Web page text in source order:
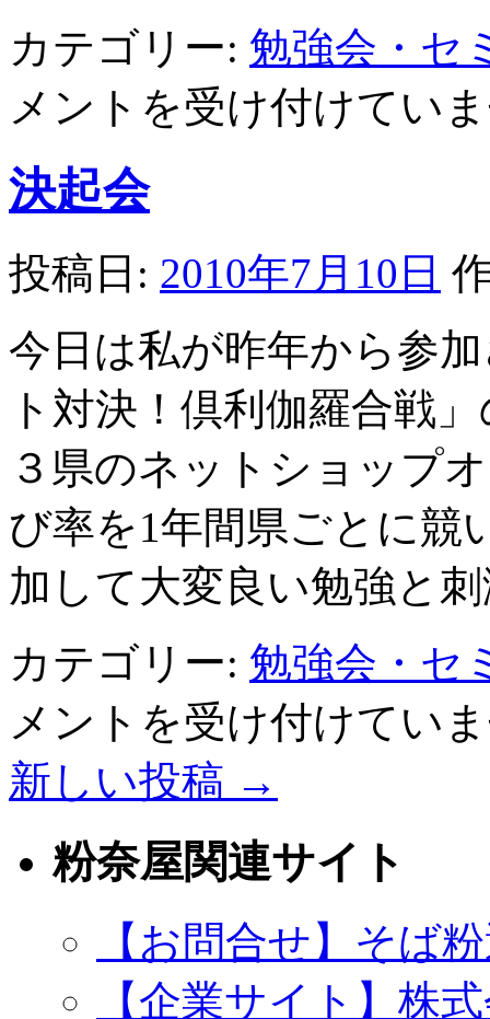
カテゴリー: 勉強会・セ
メントを受け付けてい
決起会
投稿日: 2010年7月10日
今日は私が昨年から参
ト対決！倶利伽羅合戦
３県のネットショップ
び率を1年間県ごとに競
加して大変良い勉強と
カテゴリー: 勉強会・セ
メントを受け付けてい
新しい投稿 →
粉奈屋関連サイト
【お問合せ】そば
【企業サイト】株